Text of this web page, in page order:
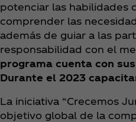
potenciar las habilidades
comprender las
además de guiar a las
responsabilidad con el
programa cuenta con
Durante el 2023
La iniciativa “Crecemos
objetivo global de la